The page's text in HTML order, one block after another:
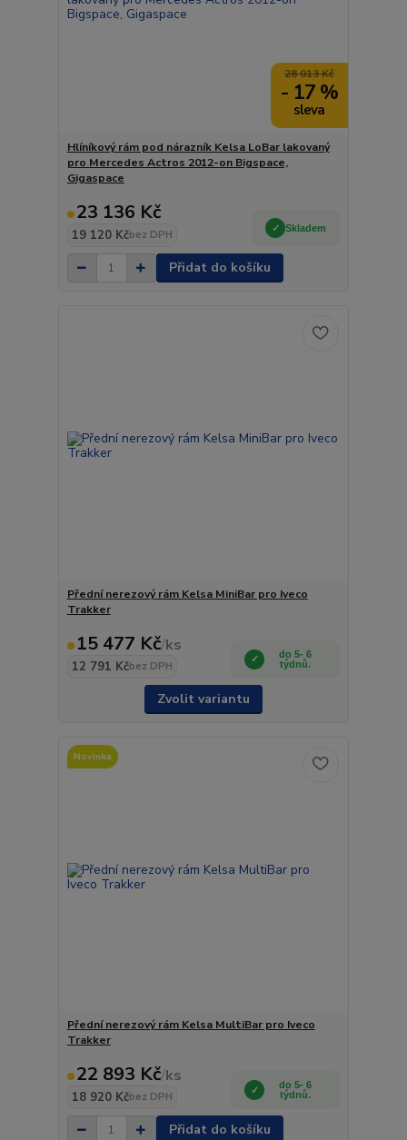
28 013 Kč
- 17 %
Hlíníkový rám pod nárazník Kelsa LoBar lakovaný
pro Mercedes Actros 2012-on Bigspace,
Gigaspace
23 136 Kč
19 120 Kčbez DPH
Skladem
Přidat do košíku
Přední nerezový rám Kelsa MiniBar pro Iveco
Trakker
15 477 Kč/ks
12 791 Kčbez DPH
do 5- 6
týdnů.
Zvolit variantu
Novinka
Přední nerezový rám Kelsa MultiBar pro Iveco
Trakker
22 893 Kč/ks
18 920 Kčbez DPH
do 5- 6
týdnů.
Přidat do košíku